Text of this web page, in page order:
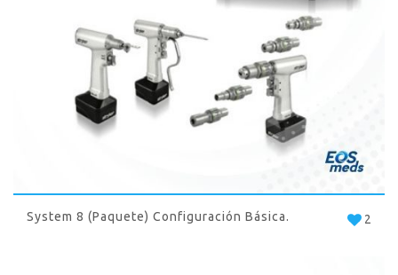
2
System 8 (paquete) Configuración Básica.